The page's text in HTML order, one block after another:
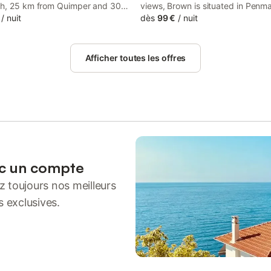
25 km from Quimper and 30
Every room is fitted
morning and includes
such as jam, yoghourt
/ nuit
views, Brown is situated in
This beachfront property offers
WiFi. The accommodation
hour front desk and full-day
dès 99 € / nuit
Afficher toutes les offres
un compte
toujours nos meilleurs
exclusives.